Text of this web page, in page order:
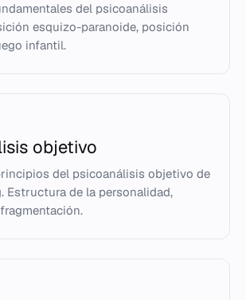
del psicoanálisis
esquizo-paranoide, posición
infantil.
objetivo
del psicoanálisis objetivo de
Estructura de la personalidad,